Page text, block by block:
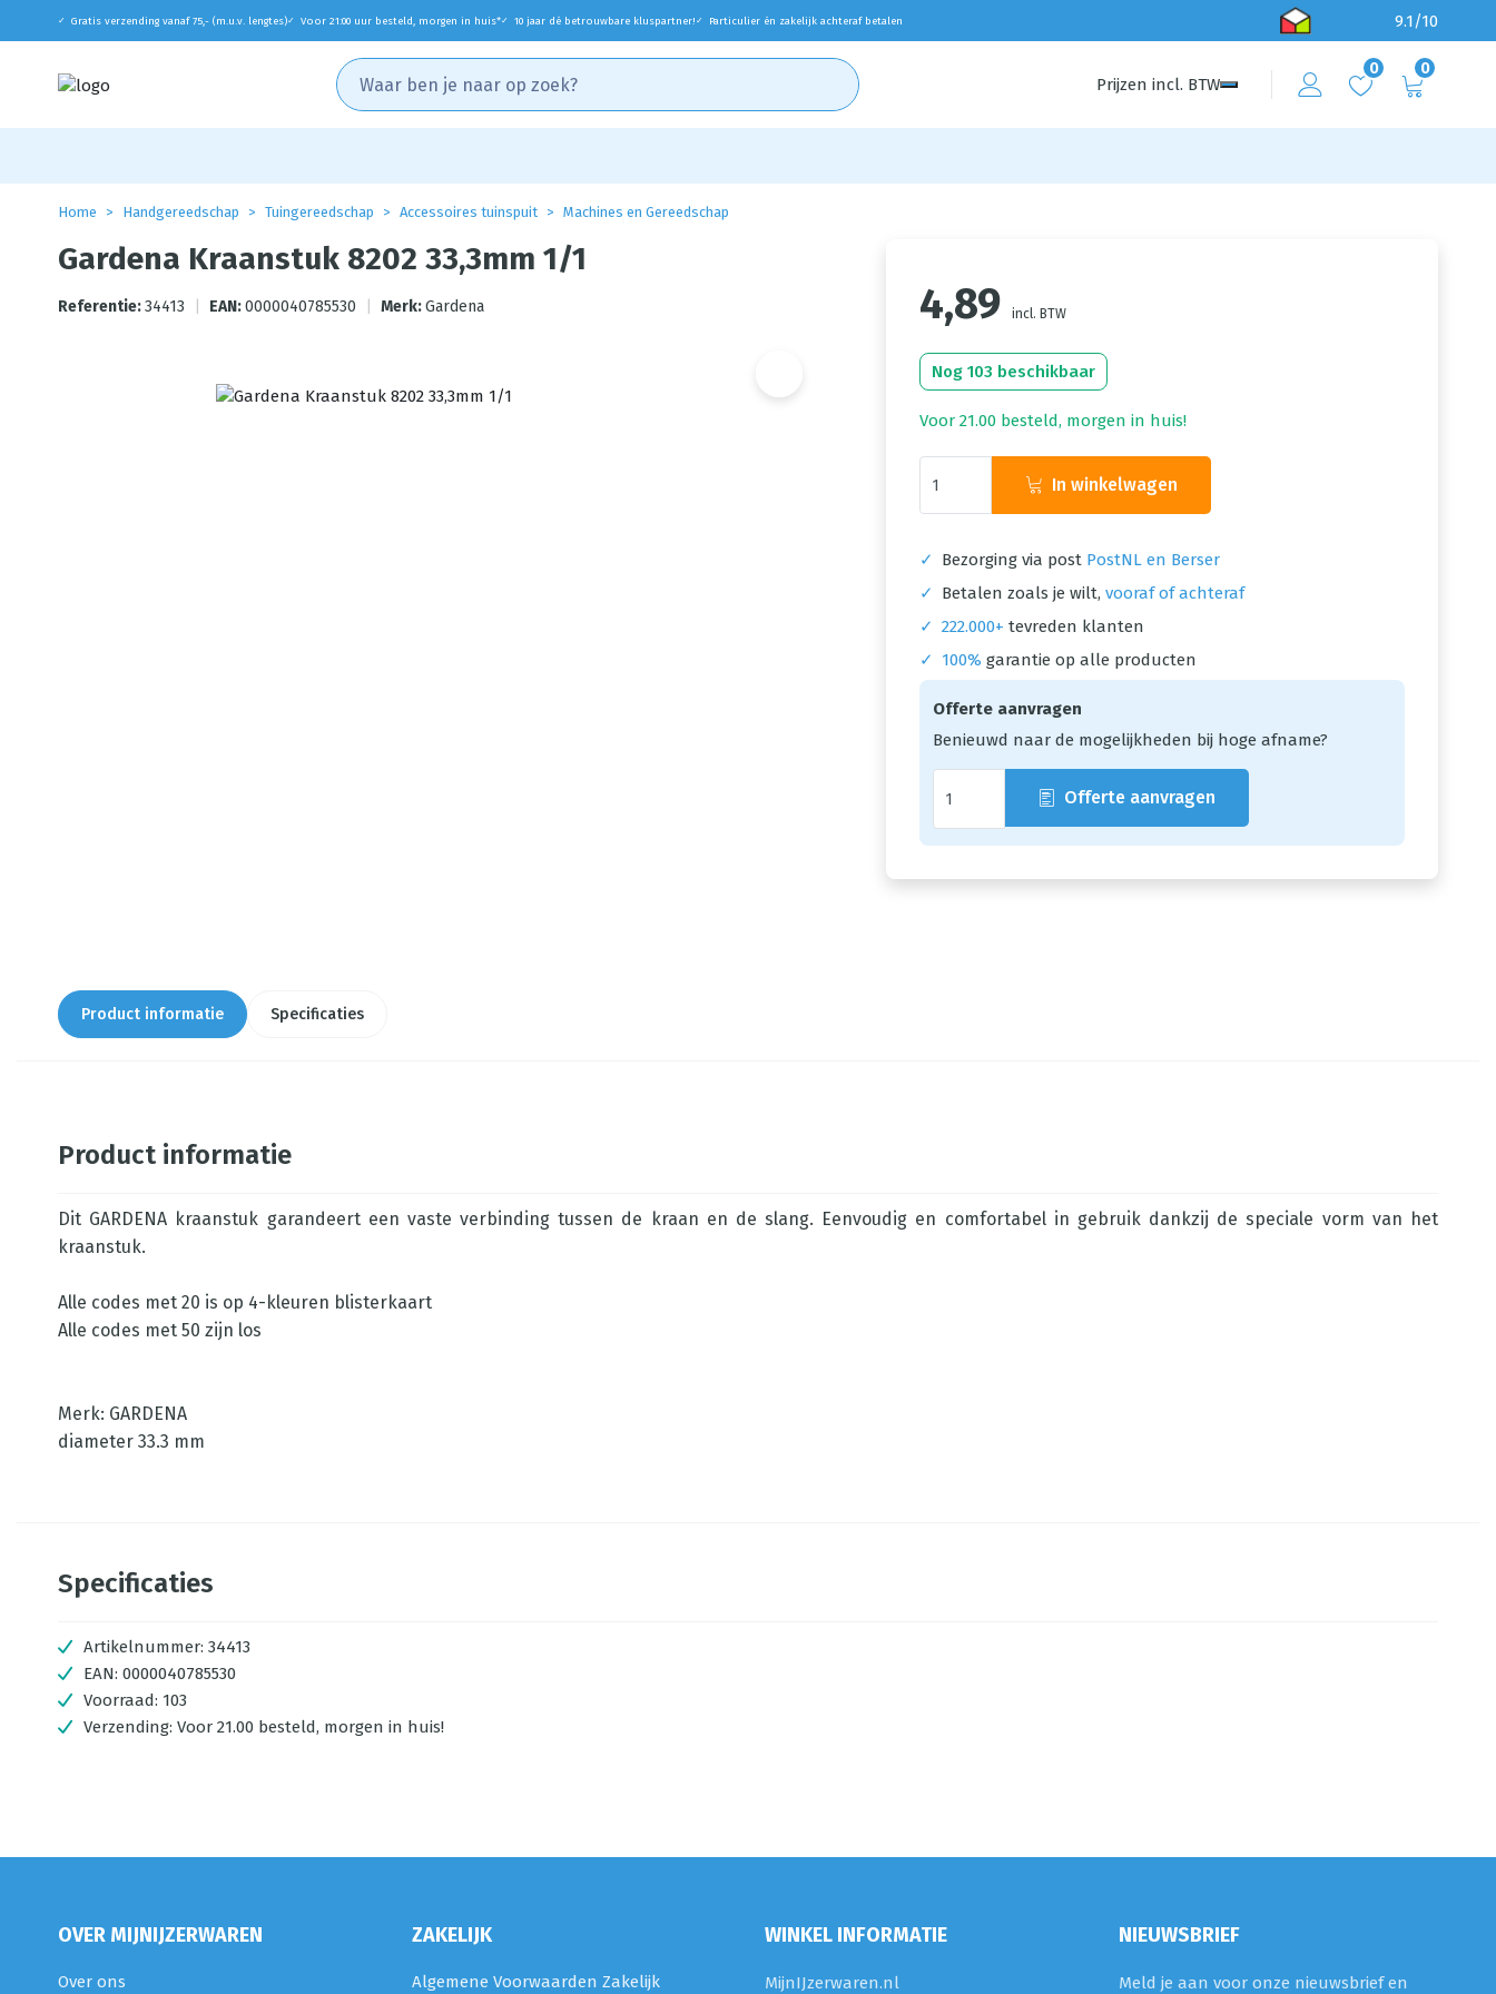
✓ Gratis verzending vanaf 75,- (m.u.v. lengtes)✓ Voor 21:00 uur besteld, morgen in huis*✓ 10 jaar dé betrouwbare kluspartner! ✓ Particulier én zakelijk achteraf betalen 9.1/10
Prijzen incl. BTW
0 0
Home Handgereedschap Tuingereedschap Accessoires tuinspuit Machines en Gereedschap
Gardena Kraanstuk 8202 33,3mm 1/1
Referentie:34413 EAN:0000040785530 Merk:Gardena 4,89 incl. BTW
Nog 103 beschikbaar
Voor 21.00 besteld, morgen in huis!
In winkelwagen
✓ Bezorging via post PostNL en Berser
✓
Betalen zoals je wilt, vooraf of achteraf
✓ 222.000+ tevreden klanten
✓
100% garantie op alle producten
Offerte aanvragen
Benieuwd naar de mogelijkheden bij hoge afname?
Offerte aanvragen
Product informatie Specificaties
Product informatie
Dit GARDENA kraanstuk garandeert een vaste verbinding tussen de kraan en de slang. Eenvoudig en comfortabel in gebruik dankzij de speciale vorm van het
kraanstuk.
Alle codes met 20 is op 4-kleuren blisterkaart
Alle codes met 50 zijn los
Merk: GARDENA
diameter 33.3 mm
Specificaties
Artikelnummer: 34413
EAN: 0000040785530
Voorraad: 103
Verzending: Voor 21.00 besteld, morgen in huis!
OVER MIJNIJZERWAREN
Over ons
ZAKELIJK
Algemene Voorwaarden Zakelijk
WINKEL INFORMATIE
MijnIJzerwaren.nl
NIEUWSBRIEF
Meld je aan voor onze nieuwsbrief en